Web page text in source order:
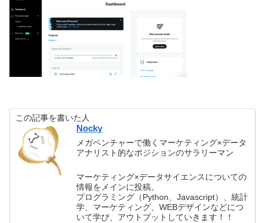
この記事を書いた人
Nocky
メガベンチャーで働くマーケティング×データ
アナリスト的なポジションのサラリーマン
マーケティング×データサイエンスについての
情報をメインに投稿。
プログラミング（Python、Javascript）、統計
学、マーケティング、WEBデザインなどにつ
いて学び、アウトプットしていきます！！